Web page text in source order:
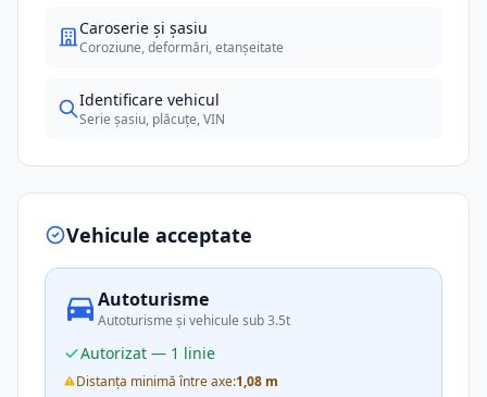
Caroserie și șasiu
Coroziune, deformări, etanșeitate
Identificare vehicul
Serie șasiu, plăcuțe, VIN
Vehicule acceptate
Autoturisme
Autoturisme și vehicule sub 3.5t
Autorizat — 1 linie
Distanța minimă între axe:1,08 m